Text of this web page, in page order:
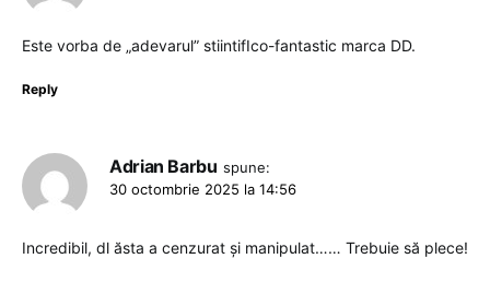
Este vorba de „adevarul” stiintifIco-fantastic marca DD.
Reply
Adrian Barbu spune:
30 octombrie 2025 la 14:56
Incredibil, dl ăsta a cenzurat și manipulat…… Trebuie să plece!